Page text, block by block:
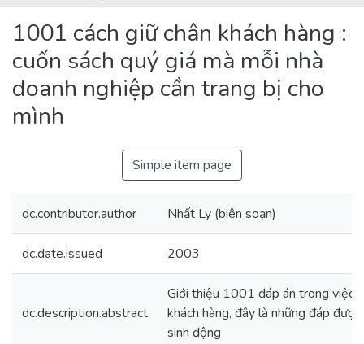
User guides
Usage rules
Verify account
1001 cách giữ chân khách hàng :
cuốn sách quý giá mà mỗi nhà
doanh nghiệp cần trang bị cho
mình
Simple item page
dc.contributor.author Nhất Ly (biên soạn)
dc.date.issued 2003
dc.description.abstract
Giới thiệu 1001 đáp án trong việc
khách hàng, đây là những đáp
sinh động